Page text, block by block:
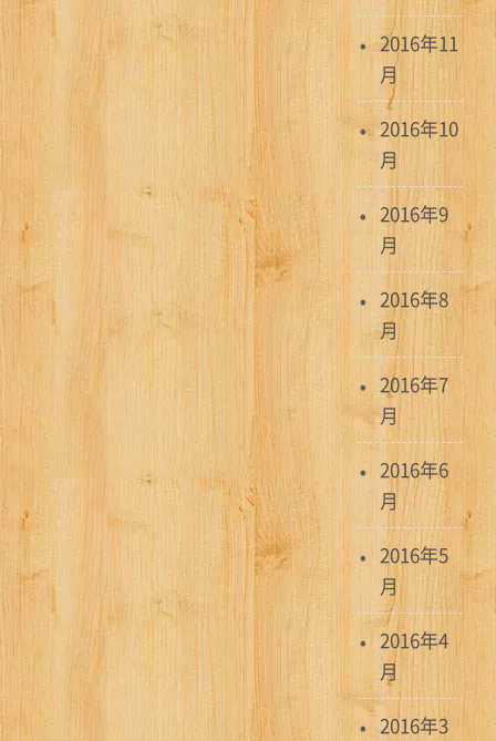
2016年11
月
2016年10
月
2016年9
月
2016年8
月
2016年7
月
2016年6
月
2016年5
月
2016年4
月
2016年3